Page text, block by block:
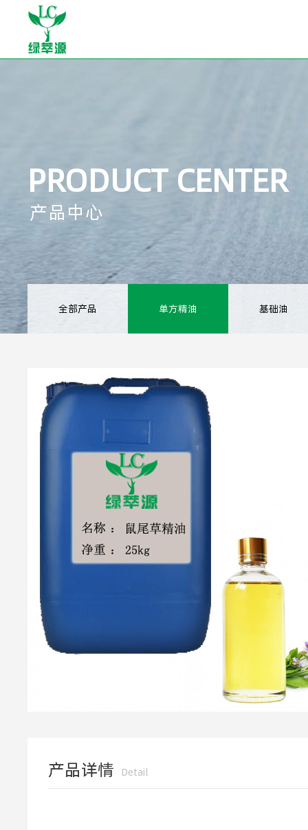
PRODUCT CENTER
产品中心
全部产品 单方精油 基础油
产品详情 Detail